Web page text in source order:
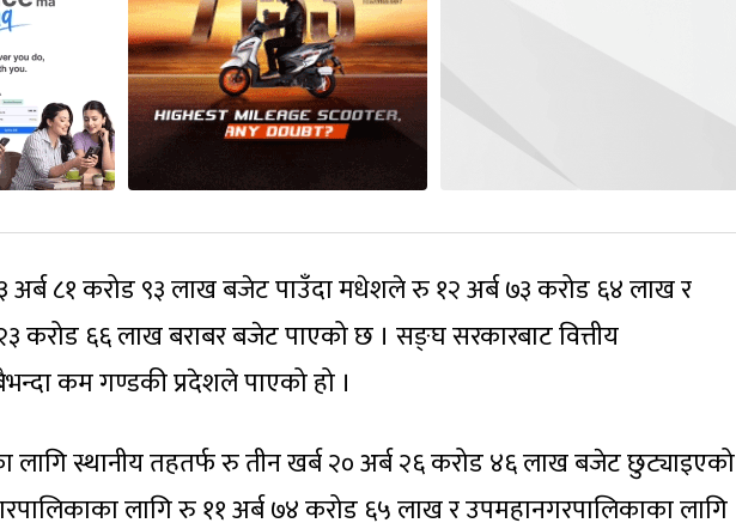
अर्ब ८१ करोड ९३ लाख बजेट पाउँदा मधेशले रु १२ अर्ब ७३ करोड ६४ लाख र
करोड ६६ लाख बराबर बजेट पाएको छ । सङ्घ सरकारबाट वित्तीय
कम गण्डकी प्रदेशले पाएको हो ।
लागि स्थानीय तहतर्फ रु तीन खर्ब २० अर्ब २६ करोड ४६ लाख बजेट छुट्याइएको
लागि रु ११ अर्ब ७४ करोड ६५ लाख र उपमहानगरपालिकाका लागि